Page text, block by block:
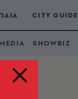
CITY GUIDE
SHOWBIZ